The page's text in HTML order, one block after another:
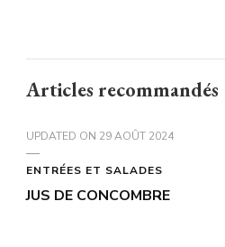
Articles recommandés
UPDATED ON 29 AOÛT 2024
ENTRÉES ET SALADES
JUS DE CONCOMBRE